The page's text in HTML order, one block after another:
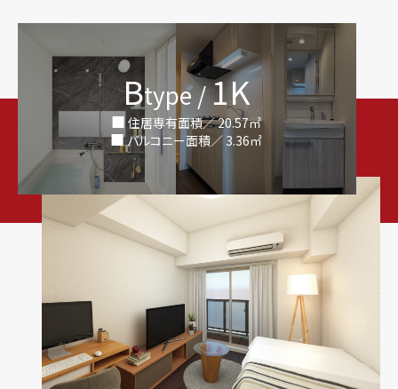
Btype /1K
住居専有面積／ 20.57㎡
バルコニー面積／ 3.36㎡